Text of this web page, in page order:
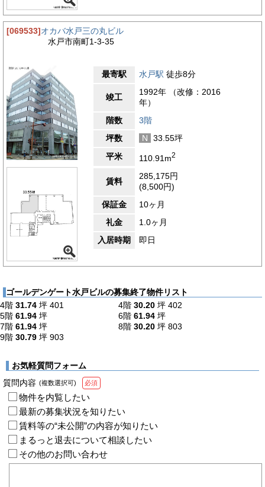
[069533]オカバ水戸三の丸ビル
水戸市南町1-3-35
最寄駅 水戸駅 徒歩8分
竣工
1992年 （改修：2016
年）
階数
3階
坪数
N
33.55坪
平米
110.91m2
賃料
285,175円
(8,500円)
保証金
10ヶ月
礼金
1.0ヶ月
入居時期
即日
ゴールデンゲート水戸ビルの募集終了物件リスト
4階 31.74 坪 401 4階 30.20 坪 402
5階 61.94 坪 6階 61.94 坪
7階 61.94 坪 8階 30.20 坪 803
9階 30.79 坪 903
お気軽質問フォーム
質問内容 (複数選択可) 必須
物件を内覧したい
最新の募集状況を知りたい
賃料等の“未公開”の内容が知りたい
まるっと退去について相談したい
その他のお問い合わせ